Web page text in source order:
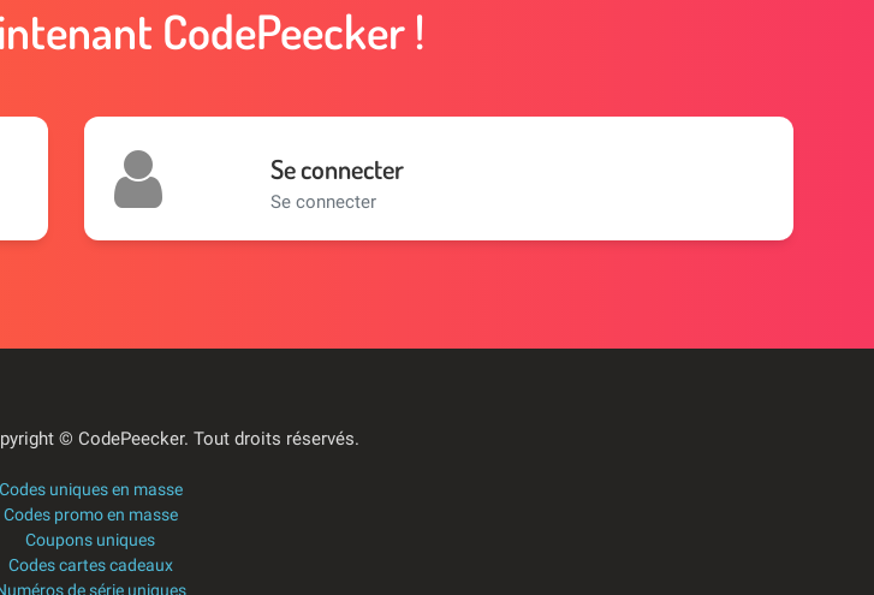
CodePeecker !
Se connecter
Se connecter
© CodePeecker. Tout droits réservés.
Codes uniques en masse
Codes promo en masse
Coupons uniques
Codes cartes cadeaux
de série uniques